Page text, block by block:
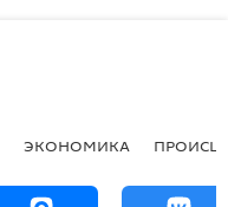
ЭКОНОМИКА